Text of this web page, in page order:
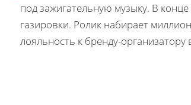
под зажигательную музыку. В
газировки. Ролик набирает
лояльность к бренду-организатору